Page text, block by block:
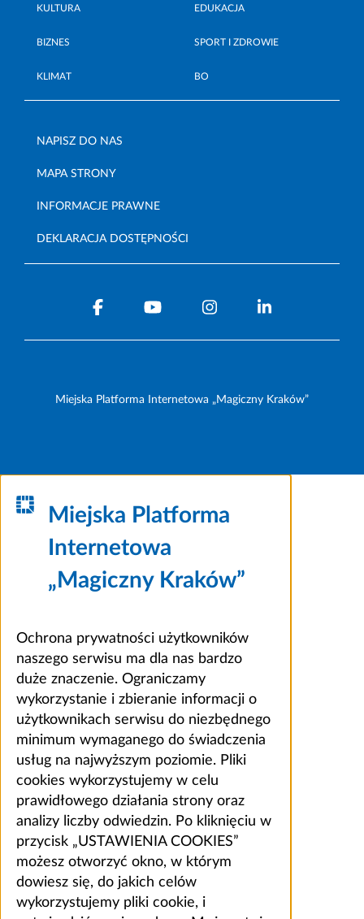
KULTURA EDUKACJA
BIZNES SPORT I ZDROWIE
KLIMAT BO
NAPISZ DO NAS
MAPA STRONY
INFORMACJE PRAWNE
DEKLARACJA DOSTĘPNOŚCI
Miejska Platforma Internetowa „Magiczny Kraków”
Miejska Platforma
Internetowa
„Magiczny Kraków”
Ochrona prywatności użytkowników
naszego serwisu ma dla nas bardzo
duże znaczenie. Ograniczamy
wykorzystanie i zbieranie informacji o
użytkownikach serwisu do niezbędnego
minimum wymaganego do świadczenia
usług na najwyższym poziomie. Pliki
cookies wykorzystujemy w celu
prawidłowego działania strony oraz
analizy liczby odwiedzin. Po kliknięciu w
przycisk „USTAWIENIA COOKIES”
możesz otworzyć okno, w którym
dowiesz się, do jakich celów
wykorzystujemy pliki cookie, i